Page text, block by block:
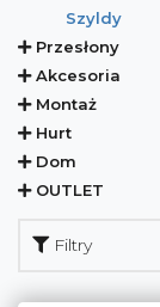
Szyldy
Przesłony
Akcesoria
Montaż
Hurt
Dom
OUTLET
Filtry